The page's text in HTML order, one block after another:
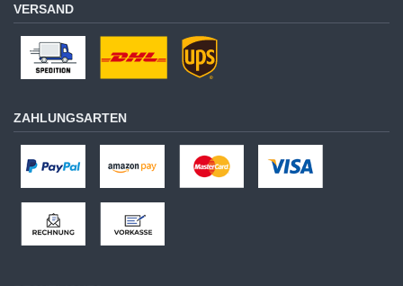
VERSAND
ZAHLUNGSARTEN